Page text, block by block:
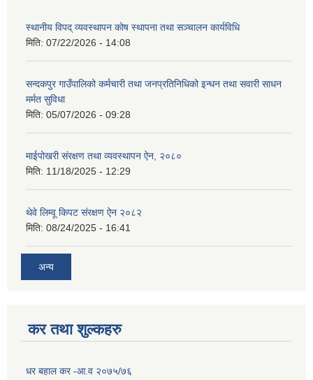
स्थानीय विपद् व्यवस्थापन कोष स्थापना तथा सञ्चालन कार्यविधि
मिति: 07/22/2026 - 14:08
सन्दकपुर गाउँपालिको कर्मचारी तथा जनप्रतिनिधिको इन्धन तथा सवारी साधन
मर्मत सुविधा
मिति: 05/07/2026 - 09:28
माईपोखरी संरक्षण तथा व्यवस्थापन ऐन, २०८०
मिति: 11/18/2025 - 12:29
थेवे लिम्वू किपट संरक्षण ऐन २०८२
मिति: 08/24/2025 - 16:41
अन्य
कर तथा शुल्कहरु
धर बहाल कर -आ.व २०७५/७६